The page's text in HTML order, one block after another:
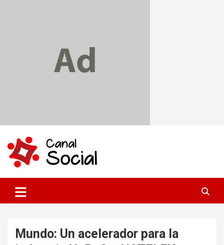
content
Canal Social
Mundo: Un acelerador para la